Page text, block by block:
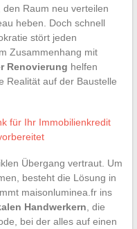
Raum neu verteilen
heben. Doch schnell
stört jeden
Zusammenhang mit
Renovierung helfen
Realität auf der Baustelle
für Ihr Immobilienkredit
Übergang vertraut. Um
besteht die Lösung in
maisonluminea.fr ins
Handwerkern , die
bei der alles auf einen